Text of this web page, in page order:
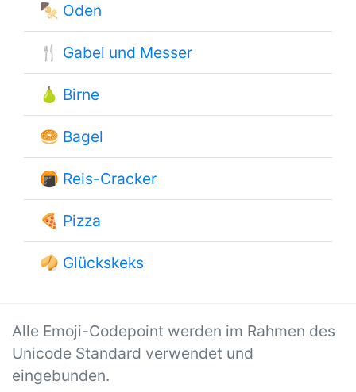
🍢 Oden
🍴 Gabel und Messer
🍐 Birne
🥯 Bagel
🍘 Reis-Cracker
🍕 Pizza
🥠 Glückskeks
Alle Emoji-Codepoint werden im Rahmen des
Unicode Standard verwendet und
eingebunden.